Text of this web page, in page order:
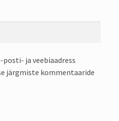
ja veebiaadress
järgmiste kommentaaride